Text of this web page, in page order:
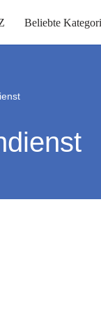
Beliebte